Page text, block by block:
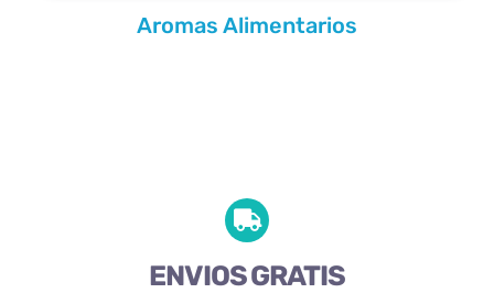
Aromas Alimentarios
ENVIOS GRATIS